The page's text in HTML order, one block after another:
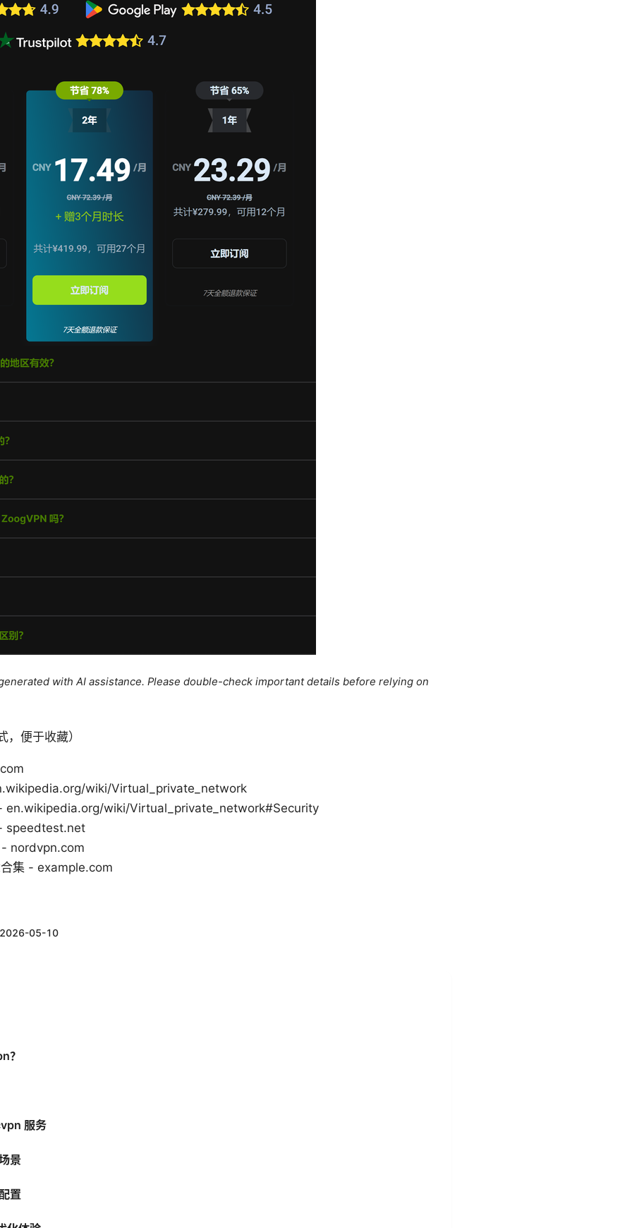
with AI assistance. Please double-check important details before relying on
便于收藏）
wiki/Virtual_private_network
en.wikipedia.org/wiki/Virtual_private_network#Security
speedtest.net
nordvpn.com
集 - example.com
2026-05-10
？
服务
景
置